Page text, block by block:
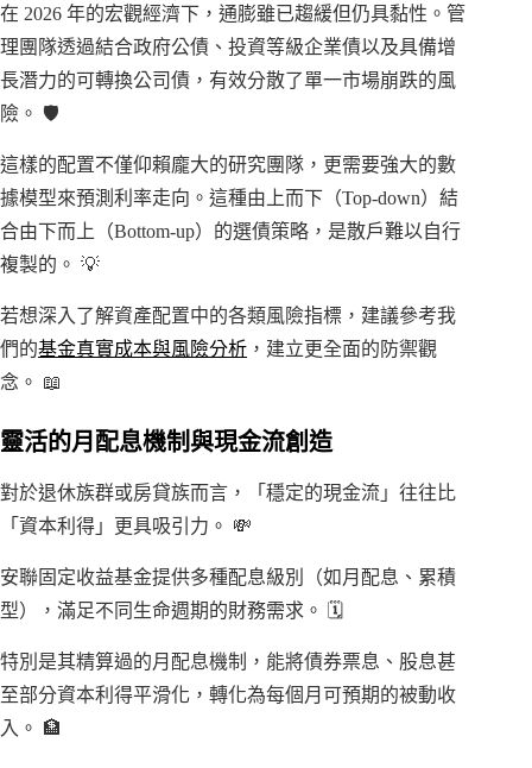
在 2026 年的宏觀經濟下，通膨雖已趨緩但仍具黏性。管
理團隊透過結合政府公債、投資等級企業債以及具備增
長潛力的可轉換公司債，有效分散了單一市場崩跌的風
險。 🛡️
這樣的配置不僅仰賴龐大的研究團隊，更需要強大的數
據模型來預測利率走向。這種由上而下（Top-down）結
合由下而上（Bottom-up）的選債策略，是散戶難以自行
複製的。 💡
若想深入了解資產配置中的各類風險指標，建議參考我
們的基金真實成本與風險分析 ，建立更全面的防禦觀
念。 📖
靈活的月配息機制與現金流創造
對於退休族群或房貸族而言，「穩定的現金流」往往比
「資本利得」更具吸引力。 💸
安聯固定收益基金提供多種配息級別（如月配息、累積
型），滿足不同生命週期的財務需求。 🗓️
特別是其精算過的月配息機制，能將債券票息、股息甚
至部分資本利得平滑化，轉化為每個月可預期的被動收
入。 🏦